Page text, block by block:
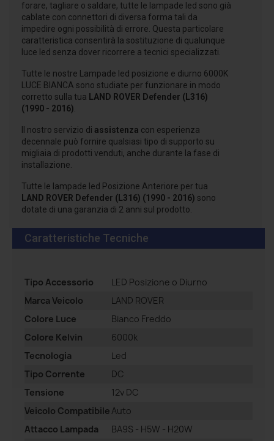
forare, tagliare o saldare, tutte le lampade led sono già
cablate con connettori di diversa forma tali da
impedire ogni possibilità di errore. Questa particolare
caratteristica consentirà la sostituzione di qualunque
luce led senza dover ricorrere a tecnici specializzati.
Tutte le nostre Lampade led posizione e diurno 6000K
LUCE BIANCA sono studiate per funzionare in modo
corretto sulla tua LAND ROVER Defender (L316)
(1990 - 2016).
Il nostro servizio di assistenza con esperienza
decennale può fornire qualsiasi tipo di supporto su
migliaia di prodotti venduti, anche durante la fase di
installazione.
Tutte le lampade led Posizione Anteriore per tua
LAND ROVER Defender (L316) (1990 - 2016) sono
dotate di una garanzia di 2 anni sul prodotto.
Caratteristiche Tecniche
Tipo Accessorio
LED Posizione o Diurno
Marca Veicolo
LAND ROVER
Colore Luce
Bianco Freddo
Colore Kelvin
6000k
Tecnologia
Led
Tipo Corrente
DC
Tensione
12v DC
Veicolo Compatibile Auto
Attacco Lampada
BA9S - H5W - H20W